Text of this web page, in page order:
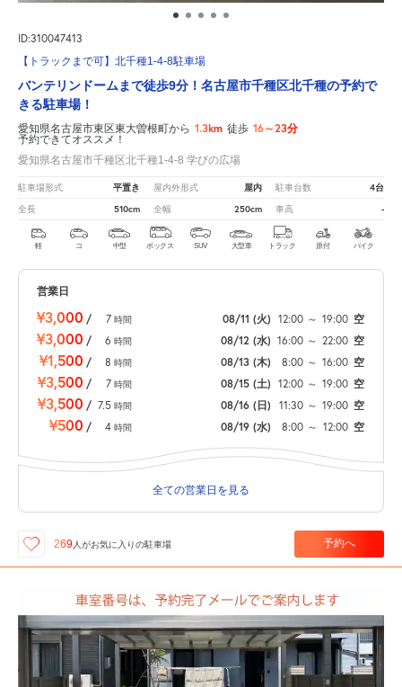
ID:310047413
【トラックまで可】北千種1-4-8駐車場
バンテリンドームまで徒歩9分！名古屋市千種区北千種の予約で
きる駐車場！
愛知県名古屋市東区東大曽根町から 1.3km 徒歩 16～23分
予約できてオススメ！
愛知県名古屋市千種区北千種1-4-8 学びの広場
駐車場形式 平置き 屋内外形式 屋内 駐車台数 4台
全長 510cm 全幅 250cm 車高 -
軽 コ 中型 ボックス SUV 大型車 トラック 原付 バイク
営業日
¥3,000 / 7 時間 08/11 (火) 12:00 ～ 19:00 空
¥3,000 / 6 時間 08/12 (水) 16:00 ～ 22:00 空
¥1,500 / 8 時間 08/13 (木) 8:00 ～ 16:00 空
¥3,500 / 7 時間 08/15 (土) 12:00 ～ 19:00 空
¥3,500 / 7.5 時間 08/16 (日) 11:30 ～ 19:00 空
¥500 / 4 時間 08/19 (水) 8:00 ～ 12:00 空
全ての営業日を見る
269 人がお気に入りの駐車場 予約へ